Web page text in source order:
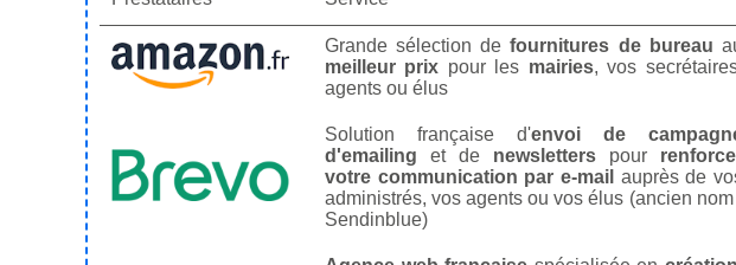
Grande sélection defournitures de bureau
meilleur prix pour les mairies, vos
agents ou élus
Solution française d'envoi de
d'emailing et de newsletterspour
votre communication par e-mail auprès de
administrés, vos agents ou vos élus (ancien nom
Sendinblue)